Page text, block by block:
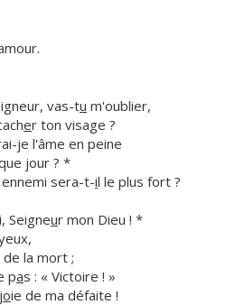
vas-tu m'oublier,
er ton visage ?
je l'âme en peine
jour ? *
sera-t-il le plus fort ?
Seigneur mon Dieu ! *
de la mort ;
pas : « Victoire ! »
oie de ma défaite !